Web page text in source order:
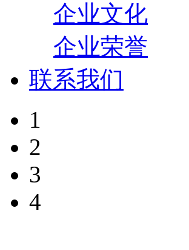
企业文化
企业荣誉
联系我们
1
2
3
4